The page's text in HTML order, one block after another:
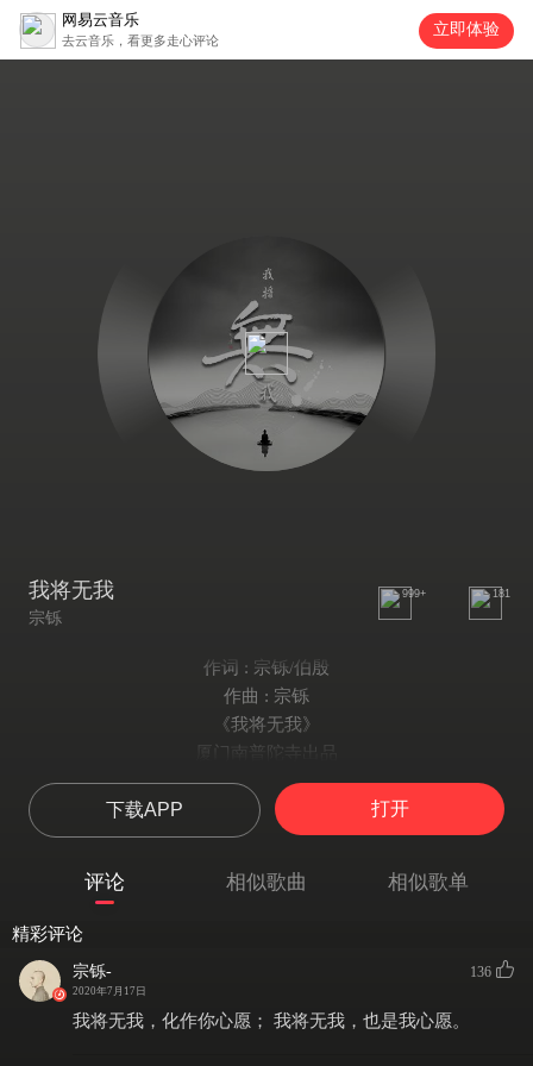
网易云音乐
去云音乐，看更多走心评论
立即体验
我将无我
宗铄
999+ 181
作词 : 宗铄/伯殷
作曲 : 宗铄
《我将无我》
厦门南普陀寺出品
作词：宗铄、伯殷
作曲：宗铄
编曲：葫芦文化
日出云中 月明松下
又几番春秋冬夏
下载APP 打开
评论 相似歌曲 相似歌单
精彩评论
宗铄-
2020年7月17日
136
我将无我，化作你心愿； 我将无我，也是我心愿。